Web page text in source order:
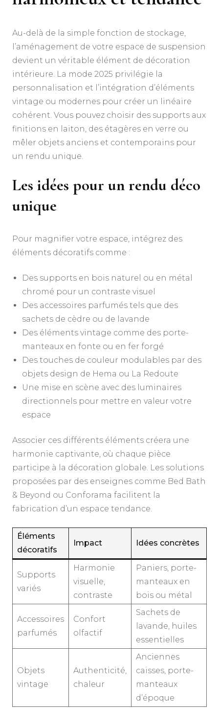
Au-delà de la simple fonction de stockage,
l’aménagement de votre espace de suspension
devient un véritable élément de décoration
intérieure. La mode 2025 privilégie la
personnalisation et l’intégration d’éléments
vintage ou modernes pour créer un linéaire
cohérent. Vous pouvez choisir des supports aux
finitions en laiton, des étagères en verre ou
mêler objets anciens et contemporains pour
un rendu unique.
Les idées pour un rendu déco
unique
Pour magnifier votre espace, intégrez des
éléments décoratifs comme :
Des supports en bois naturel ou en métal
chromé pour un contraste visuel
Des accessoires parfumés tels que des
sachets de cèdre ou de lavande
Des éléments vintage comme des porte-
manteaux en fonte ou en fer forgé
Des touches de couleur modulables par des
objets design de Hema ou La Redoute
Une mise en scène avec des luminaires
directionnels pour mettre en valeur votre
espace
Associer ces différents éléments créera une
harmonie captivante, où chaque pièce
participe à la décoration globale. Les solutions
proposées par des enseignes comme Bed Bath
& Beyond ou Conforama facilitent la
fabrication d’un espace tendance.
Éléments
décoratifs
Impact Idées concrètes
Supports
variés
Harmonie
visuelle,
contraste
Paniers, porte-
manteaux en
bois ou métal
Accessoires
parfumés
Confort
olfactif
Sachets de
lavande, huiles
essentielles
Objets
vintage
Authenticité,
chaleur
Anciennes
caisses, porte-
manteaux
d’époque